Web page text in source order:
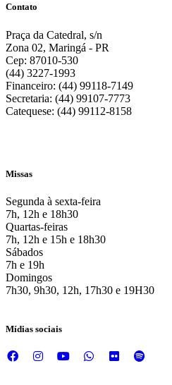
Contato
Praça da Catedral, s/n
Zona 02, Maringá - PR
Cep: 87010-530
(44) 3227-1993
Financeiro: (44) 99118-7149
Secretaria: (44) 99107-7773
Catequese: (44) 99112-8158
Missas
Segunda à sexta-feira
7h, 12h e 18h30
Quartas-feiras
7h, 12h e 15h e 18h30
Sábados
7h e 19h
Domingos
7h30, 9h30, 12h, 17h30 e 19H30
Mídias sociais